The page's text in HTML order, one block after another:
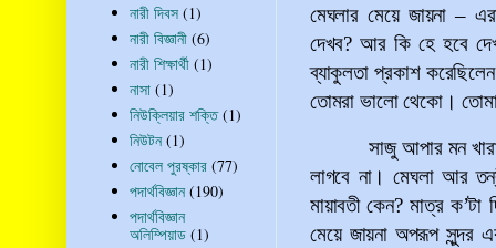
মেঘলার মেয়ে জায়না–
দেখব? আর কি হে হবে
ব্যাকুলতা প্রকাশ
তোমরা ভালো থেকো।
সাজু আপার মন
লাগবে না। মেঘলা আর
মায়াবতী কেন? মাত্র ক’টা
মেয়ে জায়না অপরূপ সুন্দর
নারী দিবস (1)
নারী বিজ্ঞানী (6)
নারী শিক্ষার্থী (1)
নাসা (1)
নিউক্লিয়ার শক্তি (1)
নিউটন (1)
নোবেল পুরষ্কার (77)
পদার্থবিজ্ঞান (190)
পদার্থবিজ্ঞান
অলিম্পিয়াড (1)